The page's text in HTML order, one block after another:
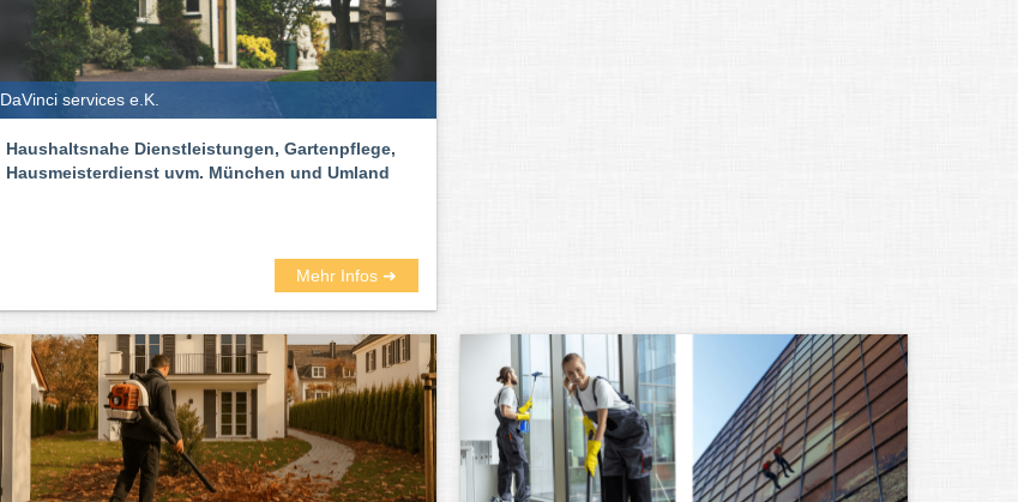
DaVinci services e.K.
Haushaltsnahe Dienstleistungen, Gartenpflege,
Hausmeisterdienst uvm. München und Umland
Mehr Infos ➜